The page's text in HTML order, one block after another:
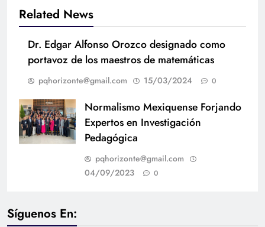
Related News
Dr. Edgar Alfonso Orozco designado como
portavoz de los maestros de matemáticas
pqhorizonte@gmail.com 15/03/2024 0
Normalismo Mexiquense Forjando
Expertos en Investigación
Pedagógica
pqhorizonte@gmail.com
04/09/2023
0
Síguenos En: